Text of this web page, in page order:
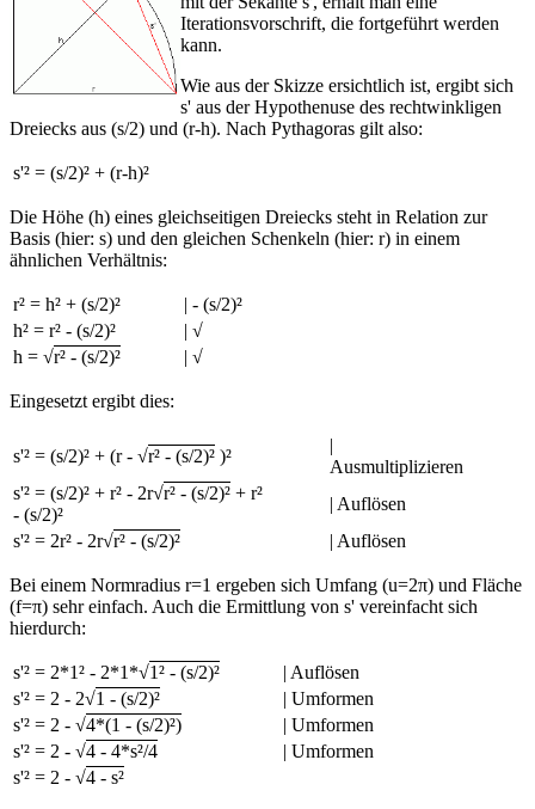
Iterationsvorschrift, die fortgeführt werden
kann.
Wie aus der Skizze ersichtlich ist, ergibt sich
s' aus der Hypothenuse des rechtwinkligen
Dreiecks aus (s/2) und (r-h). Nach Pythagoras gilt also:
s'² = (s/2)² + (r-h)²
Die Höhe (h) eines gleichseitigen Dreiecks steht in Relation zur
Basis (hier: s) und den gleichen Schenkeln (hier: r) in einem
ähnlichen Verhältnis:
r² = h² + (s/2)²
| - (s/2)²
h² = r² - (s/2)²
| √
h = √r² - (s/2)² | √
Eingesetzt ergibt dies:
s'² = (s/2)² + (r - √r² - (s/2)² )²
|
Ausmultiplizieren
s'² = (s/2)² + r² - 2r√r² - (s/2)² + r²
- (s/2)²
| Auflösen
s'² = 2r² - 2r√r² - (s/2)² | Auflösen
Bei einem Normradius r=1 ergeben sich Umfang (u=2π) und Fläche
(f=π) sehr einfach. Auch die Ermittlung von s' vereinfacht sich
hierdurch:
s'² = 2*1² - 2*1*√1² - (s/2)²
| Auflösen
s'² = 2 - 2√1 - (s/2)²
| Umformen
s'² = 2 - √4*(1 - (s/2)²)
| Umformen
s'² = 2 - √4 - 4*s²/4
| Umformen
s'² = 2 - √4 - s²